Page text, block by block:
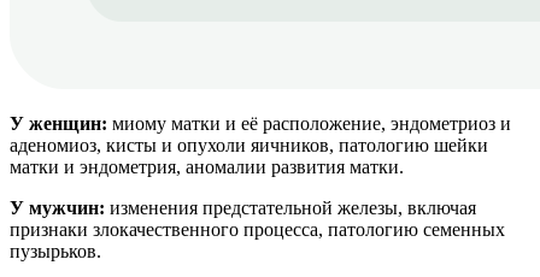
У женщин: миому матки и её расположение, эндометриоз и
аденомиоз, кисты и опухоли яичников, патологию шейки
матки и эндометрия, аномалии развития матки.
У мужчин: изменения предстательной железы, включая
признаки злокачественного процесса, патологию семенных
пузырьков.